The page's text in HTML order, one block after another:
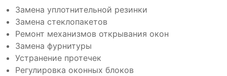
Замена уплотнительной резинки
Замена стеклопакетов
Ремонт механизмов открывания окон
Замена фурнитуры
Устранение протечек
Регулировка оконных блоков